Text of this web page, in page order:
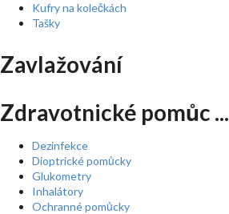
Kufry na kolečkách
Tašky
Zavlažování
Zdravotnické pomůc ...
Dezinfekce
Dioptrické pomůcky
Glukometry
Inhalátory
Ochranné pomůcky